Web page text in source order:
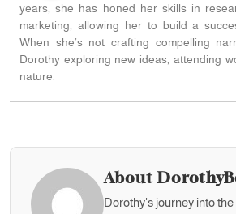
years, she has honed her skills in
marketing, allowing her to build a
When she’s not crafting compelling
Dorothy exploring new ideas, attending
nature.
About
Dorothy's journey into